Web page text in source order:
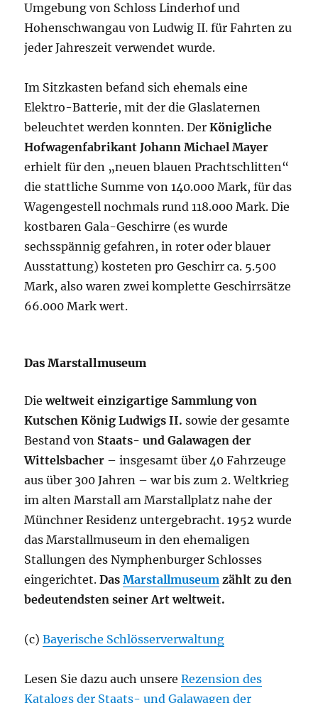
Umgebung von Schloss Linderhof und
Hohenschwangau vonLudwig II. für Fahrten zu
jeder Jahreszeit verwendet wurde.
Im Sitzkasten befand sich ehemals eine
Elektro-Batterie, mit der die Glaslaternen
beleuchtet werden konnten. DerKönigliche
Hofwagenfabrikant Johann Michael Mayer
erhielt für den „neuen blauen Prachtschlitten“
die stattliche Summe von140.000 Mark, für das
Wagengestell nochmals rund118.000 Mark. Die
kostbaren Gala-Geschirre (es wurde
sechsspännig gefahren, in roter oder blauer
Ausstattung) kosteten pro Geschirr ca. 5.500
Mark, also waren zwei komplette Geschirrsätze
66.000 Mark wert.
Das Marstallmuseum
Dieweltweit einzigartige Sammlung von
Kutschen KönigLudwigs II. sowie der gesamte
Bestand von Staats- und Galawagen der
Wittelsbacher – insgesamt über 40 Fahrzeuge
aus über 300 Jahren – war bis zum2. Weltkrieg
im alten Marstall am Marstallplatz nahe der
Münchner Residenz untergebracht. 1952 wurde
das Marstallmuseum in den ehemaligen
Stallungen des Nymphenburger Schlosses
eingerichtet.DasMarstallmuseum zählt zu den
bedeutendsten seiner Art weltweit.
(c)Bayerische Schlösserverwaltung
Lesen Sie dazu auch unsereRezension des
Katalogs der Staats- und Galawagen der